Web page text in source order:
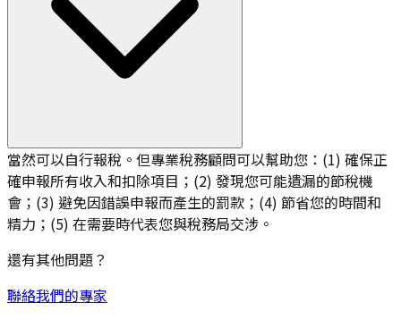
當然可以自行報稅。但專業稅務顧問可以幫助您：(1) 確保正
確申報所有收入和扣除項目；(2) 發現您可能遺漏的節稅機
會；(3) 避免因錯誤申報而產生的罰款；(4) 節省您的時間和
精力；(5) 在需要時代表您與稅務局交涉。
還有其他問題？
聯絡我們的專家